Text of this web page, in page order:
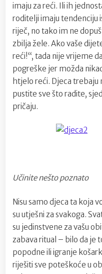
imaju za reći. Ili ih
roditelji imaju tendenciju
riječ, no tako im ne
zbilja žele. Ako vaše
reći!“, tada nije vrijeme
pogreške jer možda
htjelo reći. Djeca trebaju
pustite sve što radite,
pričaju.
Učinite nešto poznato
Nisu samo djeca ta koja
su utješni za svakoga.
su jedinstvene za vašu
zabava ritual – bilo da je
popodne ili igranje
riješiti sve poteškoće u